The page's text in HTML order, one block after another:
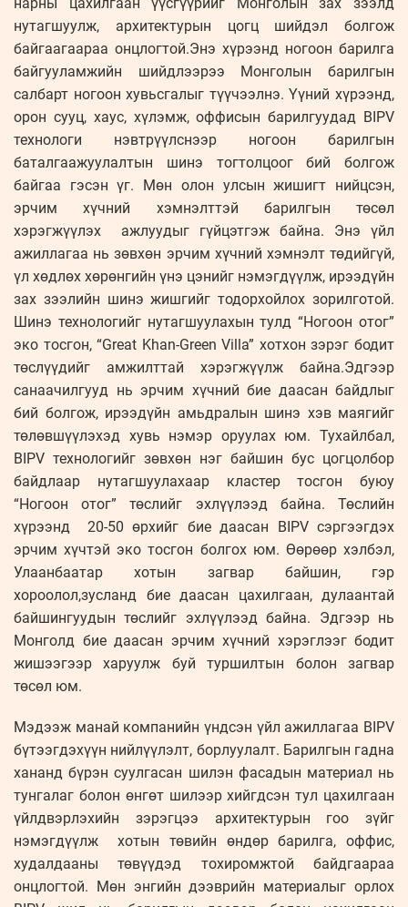
нутагшуулж, архитектурын цогц шийдэл болгож
байгаагаараа онцлогтой.Энэ хүрээнд ногоон барилга
байгууламжийн шийдлээрээ Монголын барилгын
салбарт ногоон хувьсгалыг түүчээлнэ. Үүний хүрээнд,
орон сууц, хаус, хүлэмж, оффисын барилгуудад BIPV
технологи нэвтрүүлснээр ногоон барилгын
баталгаажуулалтын шинэ тогтолцоог бий болгож
байгаа гэсэн үг. Мөн олон улсын жишигт нийцсэн,
эрчим хүчний хэмнэлттэй барилгын төсөл
хэрэгжүүлэх ажлуудыг гүйцэтгэж байна. Энэ үйл
ажиллагаа нь зөвхөн эрчим хүчний хэмнэлт төдийгүй,
үл хөдлөх хөрөнгийн үнэ цэнийг нэмэгдүүлж, ирээдүйн
зах зээлийн шинэ жишгийг тодорхойлох зорилготой.
Шинэ технологийг нутагшуулахын тулд “Ногоон отог”
эко тосгон, “Great Khan-Green Villa” хотхон зэрэг бодит
төслүүдийг амжилттай хэрэгжүүлж байна.Эдгээр
санаачилгууд нь эрчим хүчний бие даасан байдлыг
бий болгож, ирээдүйн амьдралын шинэ хэв маягийг
төлөвшүүлэхэд хувь нэмэр оруулах юм. Тухайлбал,
BIPV технологийг зөвхөн нэг байшин бус цогцолбор
байдлаар нутагшуулахаар кластер тосгон буюу
“Ногоон отог” төслийг эхлүүлээд байна. Төслийн
хүрээнд 20-50 өрхийг бие даасан BIPV сэргээгдэх
эрчим хүчтэй эко тосгон болгох юм. Өөрөөр хэлбэл,
Улаанбаатар хотын загвар байшин, гэр
хороолол,зусланд бие даасан цахилгаан, дулаантай
байшингуудын төслийг эхлүүлээд байна. Эдгээр нь
Монголд бие даасан эрчим хүчний хэрэглээг бодит
жишээгээр харуулж буй туршилтын болон загвар
төсөл юм.
Мэдээж манай компанийн үндсэн үйл ажиллагаа BIPV
бүтээгдэхүүн нийлүүлэлт, борлуулалт. Барилгын гадна
хананд бүрэн суулгасан шилэн фасадын материал нь
тунгалаг болон өнгөт шилээр хийгдсэн тул цахилгаан
үйлдвэрлэхийн зэрэгцээ архитектурын гоо зүйг
нэмэгдүүлж хотын төвийн өндөр барилга, оффис,
худалдааны төвүүдэд тохиромжтой байдгаараа
онцлогтой. Мөн энгийн дээврийн материалыг орлох